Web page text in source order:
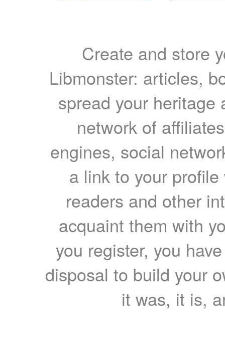
Create and store
Libmonster: articles,
spread your heritage
network of
engines, social
a link to your
readers and other
acquaint them with
you register, you
disposal to build your
it was, it is,